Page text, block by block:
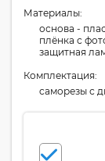
Материалы:
основа -
плёнка с
защитная
Комплектация:
cаморезы с